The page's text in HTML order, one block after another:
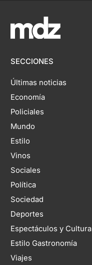
SECCIONES
Últimas noticias
Economía
Policiales
Mundo
Estilo
Vinos
Sociales
Política
Sociedad
Deportes
Espectáculos y Cultura
Estilo Gastronomía
Viajes